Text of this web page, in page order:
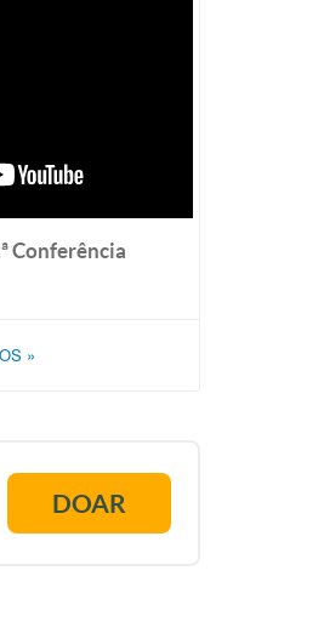
Conferência
»
DOAR